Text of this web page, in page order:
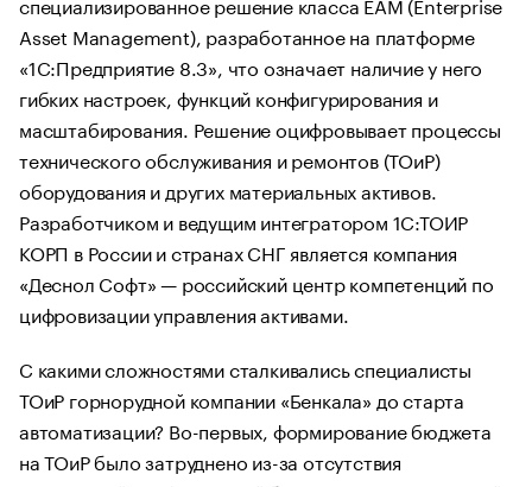
Asset Management), разработанное на платформе
«1С:Предприятие 8.3», что означает наличие у него
гибких настроек, функций конфигурирования и
масштабирования. Решение оцифровывает процессы
технического обслуживания и ремонтов (ТОиР)
оборудования и других материальных активов.
Разработчиком и ведущим интегратором 1С:ТОИР
КОРП в России и странах СНГ является компания
«Деснол Софт» — российский центр компетенций по
цифровизации управления активами.
С какими сложностями сталкивались специалисты
ТОиР горнорудной компании «Бенкала» до старта
автоматизации? Во-первых, формирование бюджета
на ТОиР было затруднено из-за отсутствия